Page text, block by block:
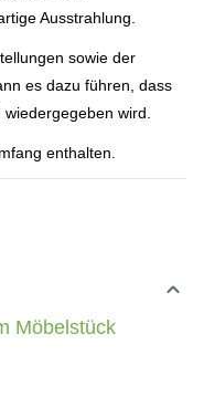
Ausstrahlung.
sowie der
es dazu führen, dass
wird.
enthalten.
Möbelstück